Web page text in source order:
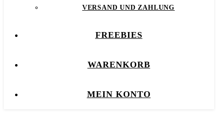
VERSAND UND ZAHLUNG
FREEBIES
WARENKORB
MEIN KONTO